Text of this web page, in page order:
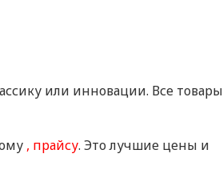
или инновации. Все товары
прайсу. Это лучшие цены и